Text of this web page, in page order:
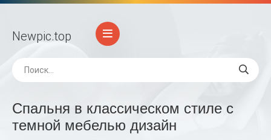
Newpic.top
Спальня в классическом стиле с
темной мебелью дизайн